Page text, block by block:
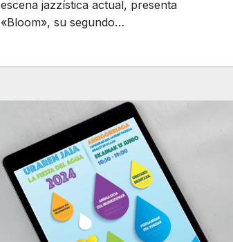
escena jazzística actual, presenta
«Bloom», su segundo…